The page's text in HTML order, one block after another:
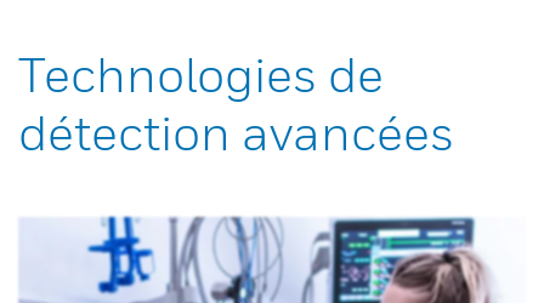
Technologies de
détection avancées